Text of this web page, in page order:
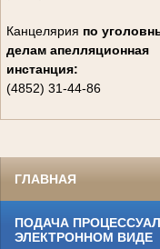
Канцелярия по
делам апелляционная
инстанция:
(4852) 31-44-86
ГЛАВНАЯ
ПОДАЧА
ЭЛЕКТРОННОМ ВИДЕ